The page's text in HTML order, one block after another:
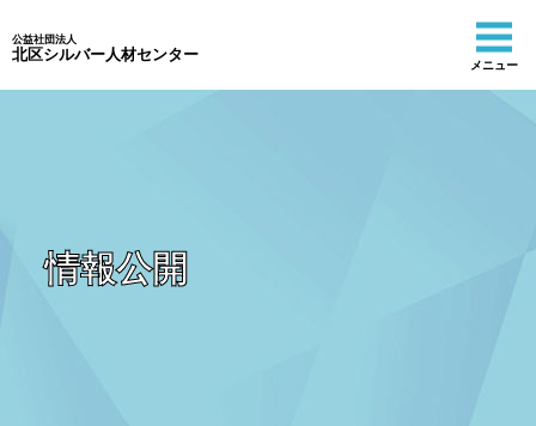
公益社団法人
北区シルバー人材センター
メニュー
情報公開